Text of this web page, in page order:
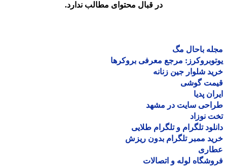
در قبال محتوای مطالب ندارد.
باحال مگ
مرجع معرفی بروکرها
شلوار جین زنانه
گوشی
پدیا
سایت در مشهد
نوزاد
تلگرام و تلگرام طلایی
ممبر تلگرام بدون ریزش
لوله و اتصالات